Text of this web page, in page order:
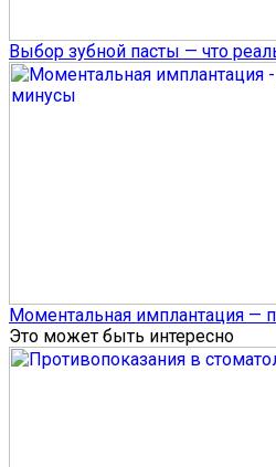
Выбор зубной пасты — что
Моментальная имплантация —
Это может быть интересно